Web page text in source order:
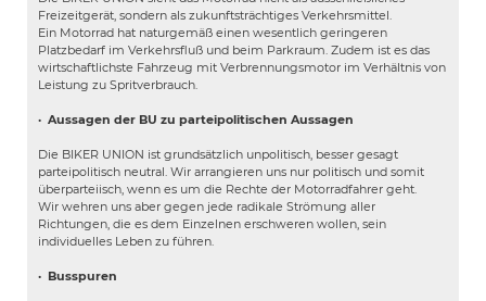
Freizeitgerät, sondern als zukunftsträchtiges Verkehrsmittel.
Ein Motorrad hat naturgemäß einen wesentlich geringeren
Platzbedarf im Verkehrsfluß und beim Parkraum. Zudem ist es das
wirtschaftlichste Fahrzeug mit Verbrennungsmotor im Verhältnis von
Leistung zu Spritverbrauch.
· Aussagen der BU zu parteipolitischen Aussagen
Die BIKER UNION ist grundsätzlich unpolitisch, besser gesagt
parteipolitisch neutral. Wir arrangieren uns nur politisch und somit
überparteiisch, wenn es um die Rechte der Motorradfahrer geht.
Wir wehren uns aber gegen jede radikale Strömung aller
Richtungen, die es dem Einzelnen erschweren wollen, sein
individuelles Leben zu führen.
· Busspuren